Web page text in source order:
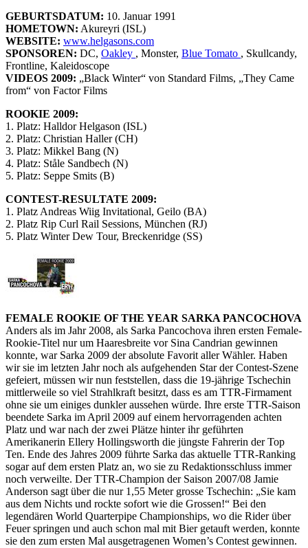
GEBURTSDATUM: 10. Januar 1991
HOMETOWN: Akureyri (ISL)
WEBSITE: www.helgasons.com
SPONSOREN: DC, Oakley , Monster, Blue Tomato , Skullcandy,
Frontline, Kaleidoscope
VIDEOS 2009: „Black Winter“ von Standard Films, „They Came
from“ von Factor Films
ROOKIE 2009:
1. Platz: Halldor Helgason (ISL)
2. Platz: Christian Haller (CH)
3. Platz: Mikkel Bang (N)
4. Platz: Ståle Sandbech (N)
5. Platz: Seppe Smits (B)
CONTEST-RESULTATE 2009:
1. Platz Andreas Wiig Invitational, Geilo (BA)
2. Platz Rip Curl Rail Sessions, München (RJ)
5. Platz Winter Dew Tour, Breckenridge (SS)
FEMALE ROOKIE OF THE YEAR SARKA PANCOCHOVA
Anders als im Jahr 2008, als Sarka Pancochova ihren ersten Female-
Rookie-Titel nur um Haaresbreite vor Sina Candrian gewinnen
konnte, war Sarka 2009 der absolute Favorit aller Wähler. Haben
wir sie im letzten Jahr noch als aufgehenden Star der Contest-Szene
gefeiert, müssen wir nun feststellen, dass die 19-jährige Tschechin
mittlerweile so viel Strahlkraft besitzt, dass es am TTR-Firmament
ohne sie um einiges dunkler aussehen würde. Ihre erste TTR-Saison
beendete Sarka im April 2009 auf einem hervorragenden achten
Platz und war nach der zwei Plätze hinter ihr geführten
Amerikanerin Ellery Hollingsworth die jüngste Fahrerin der Top
Ten. Ende des Jahres 2009 führte Sarka das aktuelle TTR-Ranking
sogar auf dem ersten Platz an, wo sie zu Redaktionsschluss immer
noch verweilte. Der TTR-Champion der Saison 2007/08 Jamie
Anderson sagt über die nur 1,55 Meter grosse Tschechin: „Sie kam
aus dem Nichts und rockte sofort wie die Grossen!“ Bei den
legendären World Quarterpipe Championships, wo die Rider über
Feuer springen und auch schon mal mit Bier getauft werden, konnte
sie den zum ersten Mal ausgetragenen Women’s Contest gewinnen.